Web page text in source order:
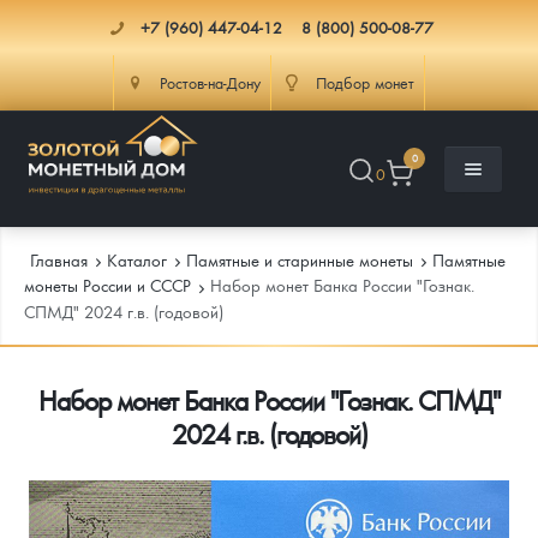
+7 (960) 447-04-12 8 (800) 500-08-77
Ростов-на-Дону Подбор монет
0
0
Каталог
Каталог Монет
Монеты Россия и СССР
Памятные и старинные монеты
Инфо
Подлинность монет
Услуги
Главная Каталог Памятные и старинные монеты
Памятные
монеты России и СССР
Набор монет Банка России "Гознак.
СПМД" 2024 г.в. (годовой)
Набор монет Банка России "Гознак. СПМД"
2024 г.в. (годовой)